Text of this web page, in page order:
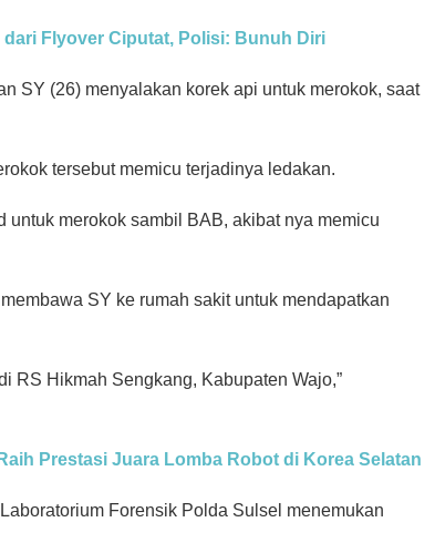
dari Flyover Ciputat, Polisi: Bunuh Diri
SY (26) menyalakan korek api untuk merokok, saat
tersebut memicu terjadinya ledakan.
untuk merokok sambil BAB, akibat nya memicu
SY ke rumah sakit untuk mendapatkan
RS Hikmah Sengkang, Kabupaten Wajo,”
Prestasi Juara Lomba Robot di Korea Selatan
Forensik Polda Sulsel menemukan